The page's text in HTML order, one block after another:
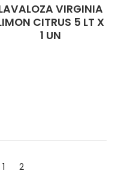
VIRGINIA
CITRUS 5 LT X
1 UN
1 2